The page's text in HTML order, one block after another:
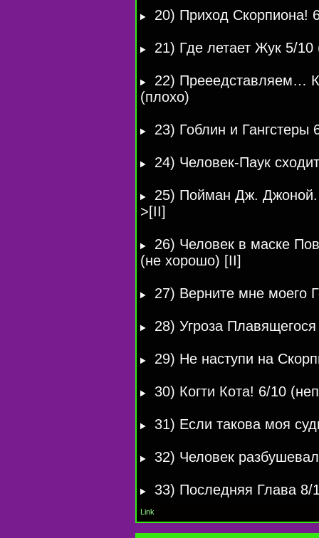
20) Приход Скорпиона!
21) Где летает Жук 5/
22) Прееедставляем…
(плохо)
23) Гоблин и
24) Человек-Паук
25) Пойман Дж.
>[II]
26) Человек в маске
(не хорошо) [II]
27) Верните мне моего
28) Угроза
29) Не наступи на
30) Когти Кота! 6/10
31) Ecли такова моя
32) Человек
33) Последняя Глава
Link